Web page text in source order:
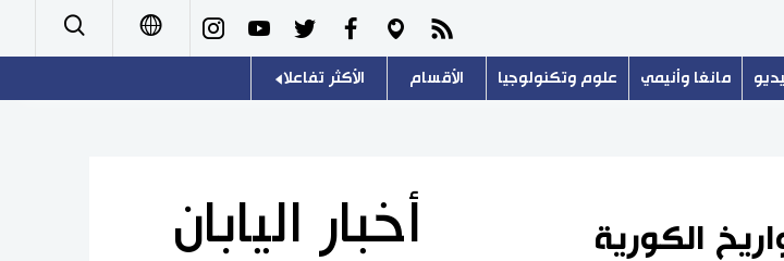
مانغا وأنيمي علوم وتكنولوجيا الأقسام
تجارب وآراء
الأكثر تفاعلا
هو وهي
الكورية
أخبار اليابان